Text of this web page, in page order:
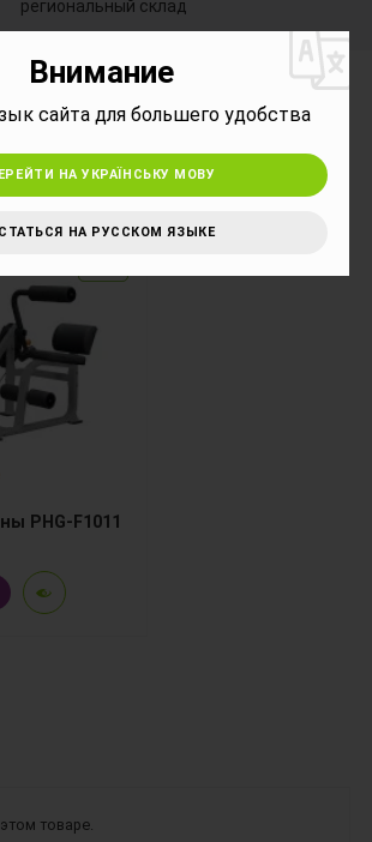
региональный склад
товары
PHG-F1011
товаре.
Внимание
сайта для большего удобства
НА УКРАЇНСЬКУ МОВУ
НА РУССКОМ ЯЗЫКЕ